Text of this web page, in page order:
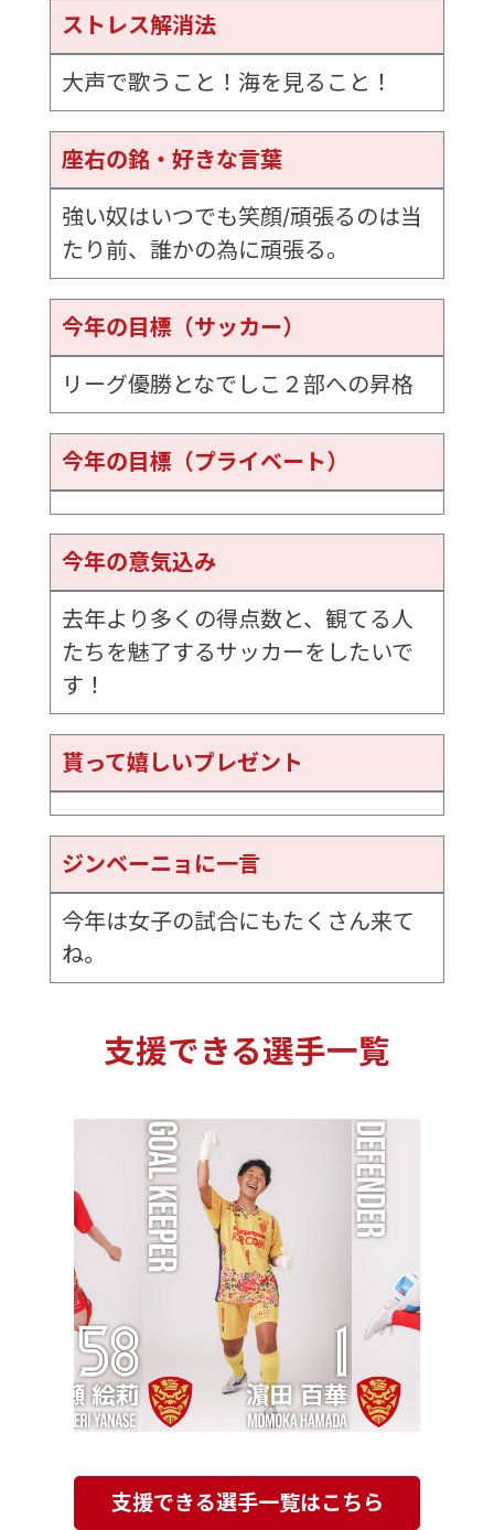
ストレス解消法
大声で歌うこと！海を見ること！
座右の銘・好きな言葉
強い奴はいつでも笑顔/頑張るのは当
たり前、誰かの為に頑張る。
今年の目標（サッカー）
リーグ優勝となでしこ２部への昇格
今年の目標（プライベート）
今年の意気込み
去年より多くの得点数と、観てる人
たちを魅了するサッカーをしたいで
す！
貰って嬉しいプレゼント
ジンベーニョに一言
今年は女子の試合にもたくさん来て
ね。
支援できる選手一覧
支援できる選手一覧はこちら